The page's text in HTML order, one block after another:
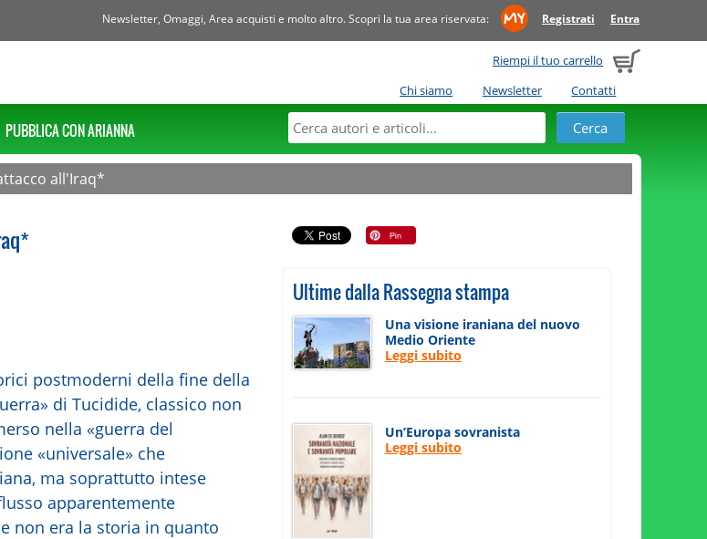
Newsletter, Omaggi, Area acquisti e molto altro. Scopri la tua area riservata: Registrati Entra
Riempi il tuo carrello
Chi siamo
Newsletter Contatti
PUBBLICA CON ARIANNA
all'Iraq*
postmoderni della fine della
di Tucidide, classico non
nella «guerra del
«universale» che
ma soprattutto intese
apparentemente
non era la storia in quanto
Ultime dalla Rassegna stampa
Una visione iraniana del nuovo
Medio Oriente
Leggi subito
Un’Europa sovranista
Leggi subito